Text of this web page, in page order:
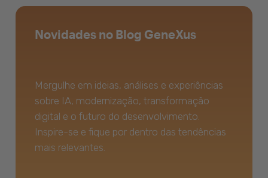
Novidades no Blog GeneXus
Mergulhe em ideias, análises e experiências
sobre IA, modernização, transformação
digital e o futuro do desenvolvimento.
Inspire-se e fique por dentro das tendências
mais relevantes.